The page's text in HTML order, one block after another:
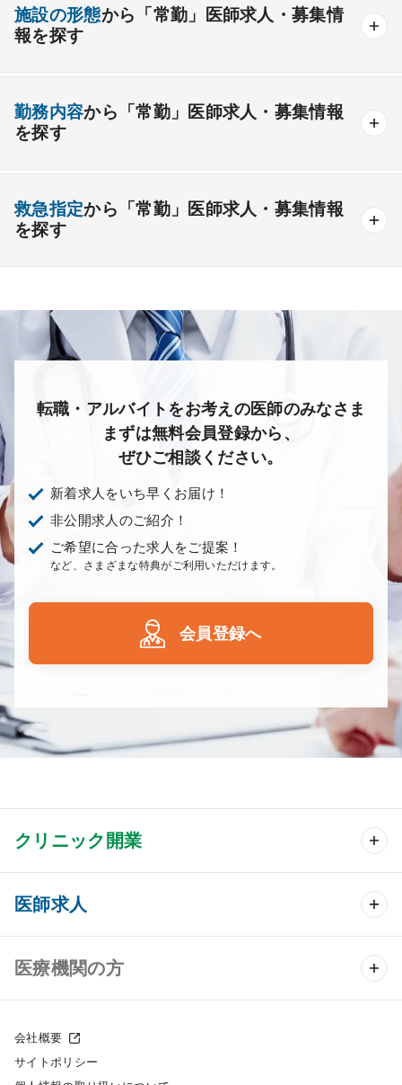
消化器外科
整形外科 形成外科 美容外科
その他
心療内科 泌尿器科 眼科 耳鼻咽喉科
皮膚科
放射線科 救命救急科 病理科 その他
開業支援あり
外来のみの勤務可能 給与インセンティブ制度あり
夜間当直なしの勤務可
後期研修可能 週4日の勤務可能
オンコールなしの勤務可能 セカンドキャリア歓迎
施設の形態から「常勤」医師求人・募集情
報を探す
療養＋精神
勤務内容から「常勤」医師求人・募集情報
を探す
検査
救急指定から「常勤」医師求人・募集情報
を探す
転職・アルバイトをお考えの医師のみなさま
まずは無料会員登録から、
ぜひご相談ください。
新着求人をいち早くお届け！
非公開求人のご紹介！
ご希望に合った求人をご提案！
など、さまざまな特典がご利用いただけます。
会員登録へ
クリニック開業
クリニック開業 TOP
クリニック物件検索
クリニックの開業スタイル
医師求人
医師求人 TOP
常勤求人検索
非常勤求人検索
医療機関の方
採用をお考えの医療機関の方
会社概要
サイトポリシー